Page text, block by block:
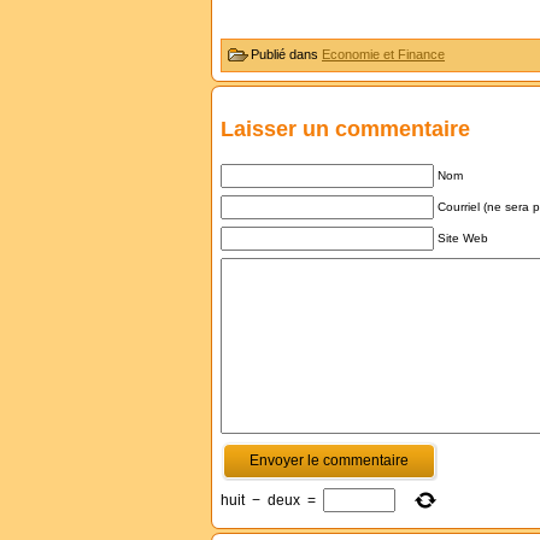
Publié dans Economie et Finance
Laisser un commentaire
Nom
Courriel (ne sera
Site Web
huit − deux =